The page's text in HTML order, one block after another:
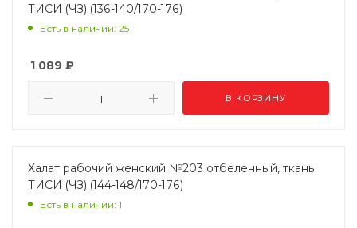
ТИСИ (ЧЗ) (136-140/170-176)
Есть в наличии: 25
1 089 ₽
В КОРЗИНУ
Халат рабочий женский №203 отбеленный, ткань
ТИСИ (ЧЗ) (144-148/170-176)
Есть в наличии: 1